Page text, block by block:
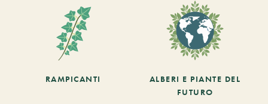
RAMPICANTI
ALBERI E PIANTE DEL
FUTURO